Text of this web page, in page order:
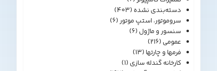
دسته‌بندی نشده(403)
سروموتور، استپ موتور(6)
سنسور و ماژول(6)
عمومی(216)
فرمها و چارتها(13)
کارخانه گندله سازی(1)